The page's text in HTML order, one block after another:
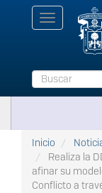
Toggle
navigation
Buscar
Inicio
Realiza la
afinar su
Conflicto a